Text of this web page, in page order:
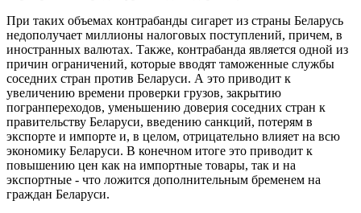
При таких объемах контрабанды сигарет из страны Беларусь
недополучает миллионы налоговых поступлений, причем, в
иностранных валютах. Также, контрабанда является одной из
причин ограничений, которые вводят таможенные службы
соседних стран против Беларуси. А это приводит к
увеличению времени проверки грузов, закрытию
погранпереходов, уменьшению доверия соседних стран к
правительству Беларуси, введению санкций, потерям в
экспорте и импорте и, в целом, отрицательно влияет на всю
экономику Беларуси. В конечном итоге это приводит к
повышению цен как на импортные товары, так и на
экспортные - что ложится дополнительным бременем на
граждан Беларуси.